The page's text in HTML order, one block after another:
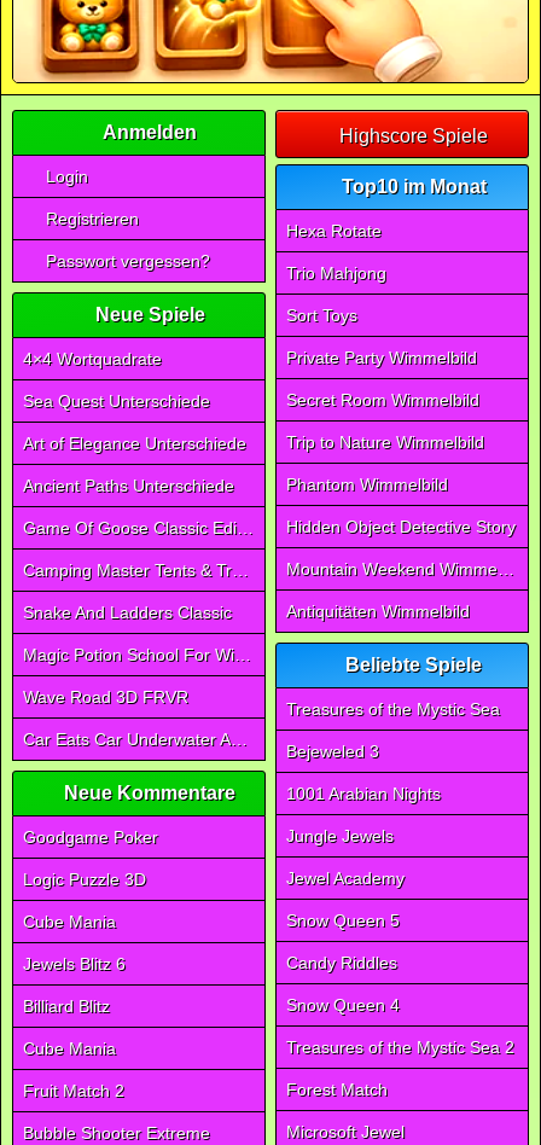
Anmelden
Login
Registrieren
Passwort vergessen?
Neue Spiele
4×4 Wortquadrate
Sea Quest Unterschiede
Art of Elegance Unterschiede
Ancient Paths Unterschiede
Game Of Goose Classic Edition
Camping Master Tents & Trees
Snake And Ladders Classic
Magic Potion School For Witch
Wave Road 3D FRVR
Car Eats Car Underwater Adventure FRVR
Neue Kommentare
Goodgame Poker
Logic Puzzle 3D
Cube Mania
Jewels Blitz 6
Billiard Blitz
Cube Mania
Fruit Match 2
Bubble Shooter Extreme
Highscore Spiele
Top10 im Monat
Hexa Rotate
Trio Mahjong
Sort Toys
Private Party Wimmelbild
Secret Room Wimmelbild
Trip to Nature Wimmelbild
Phantom Wimmelbild
Hidden Object Detective Story
Mountain Weekend Wimmelbild
Antiquitäten Wimmelbild
Beliebte Spiele
Treasures of the Mystic Sea
Bejeweled 3
1001 Arabian Nights
Jungle Jewels
Jewel Academy
Snow Queen 5
Candy Riddles
Snow Queen 4
Treasures of the Mystic Sea 2
Forest Match
Microsoft Jewel